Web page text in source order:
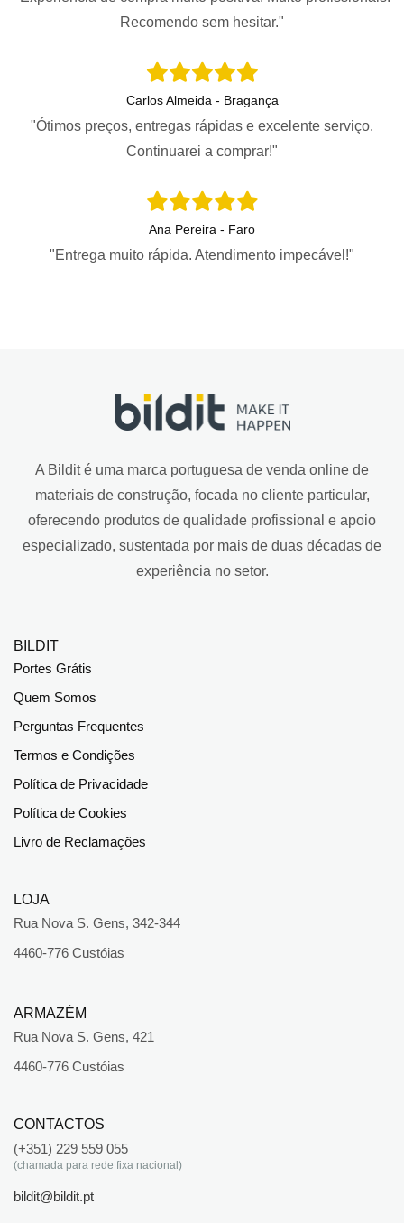
Recomendo sem hesitar."
Carlos Almeida - Bragança
"Ótimos preços, entregas rápidas e excelente serviço.
Continuarei a comprar!"
Ana Pereira - Faro
"Entrega muito rápida. Atendimento impecável!"
A Bildit é uma marca portuguesa de venda online de
materiais de construção, focada no cliente particular,
oferecendo produtos de qualidade profissional e apoio
especializado, sustentada por mais de duas décadas de
experiência no setor.
BILDIT
Portes Grátis
Quem Somos
Perguntas Frequentes
Termos e Condições
Política de Privacidade
Política de Cookies
Livro de Reclamações
LOJA
Rua Nova S. Gens, 342-344
4460-776 Custóias
ARMAZÉM
Rua Nova S. Gens, 421
4460-776 Custóias
CONTACTOS
(+351) 229 559 055
(chamada para rede fixa nacional)
bildit@bildit.pt